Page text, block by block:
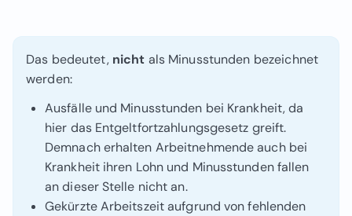
Das bedeutet, nicht als Minusstunden bezeichnet
werden:
Ausfälle und Minusstunden bei Krankheit, da
hier das Entgeltfortzahlungsgesetz greift.
Demnach erhalten Arbeitnehmende auch bei
Krankheit ihren Lohn und Minusstunden fallen
an dieser Stelle nicht an.
Gekürzte Arbeitszeit aufgrund von fehlenden